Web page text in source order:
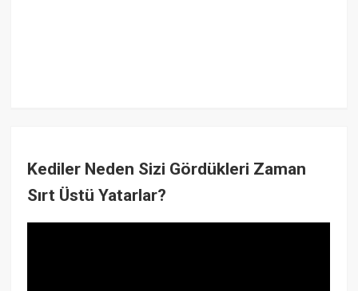
Kediler Neden Sizi Gördükleri Zaman
Sırt Üstü Yatarlar?